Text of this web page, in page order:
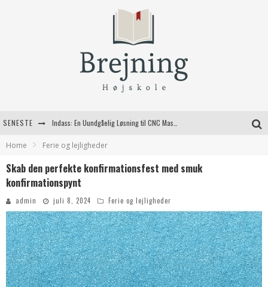
SENESTE
Fordele ved at bruge bagestål i dit køkken
Kvalitetshåndværk til dit næste byggeprojekt
Home Ferie og lejligheder
Skab den perfekte konfirmationsfest med smuk
konfirmationspynt
admin juli 8, 2024 Ferie og lejligheder